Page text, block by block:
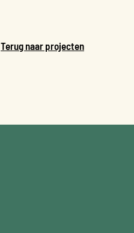
Terug naar projecten